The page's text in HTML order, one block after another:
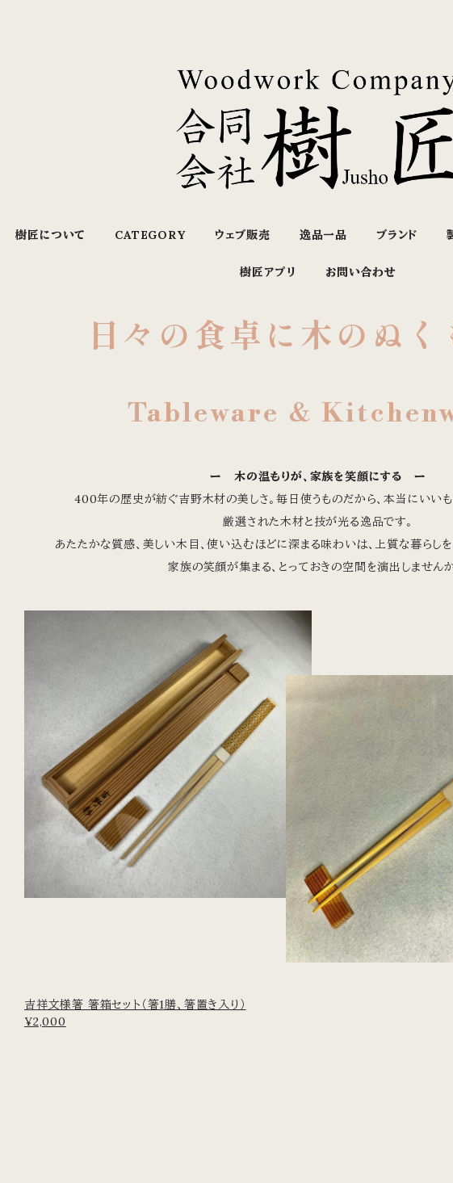
樹匠について CATEGORY ウェブ販売 逸品一品 ブランド
樹匠アプリ お問い合わせ
日々の食卓に木のぬく
Tableware ＆
ー 木の温もりが、家族を笑顔にする ー
400年の歴史が紡ぐ吉野木材の美しさ。毎日使うものだから、本当にいいも
厳選された木材と技が光る逸品です。
あたたかな質感、美しい木目、使い込むほどに深まる味わいは、上質な暮らしを
家族の笑顔が集まる、とっておきの空間を演出しません
吉祥文様箸 箸箱セット（箸1膳、箸置き入り）
¥2,000